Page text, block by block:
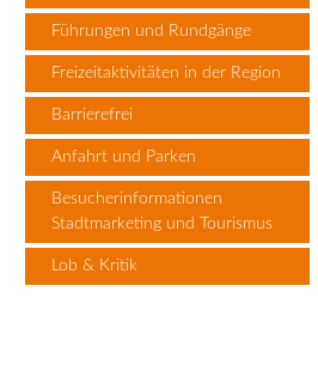
Führungen und Rundgänge
Freizeitaktivitäten in der Region
Barrierefrei
Anfahrt und Parken
Besucherinformationen
Stadtmarketing und Tourismus
Lob & Kritik